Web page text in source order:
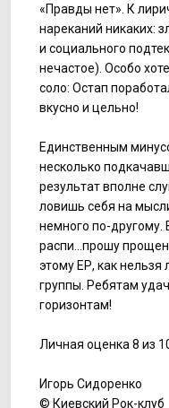
«Правды нет». К
нареканий никаких:
и социального
нечастое). Особо
соло: Остап
вкусно и цельно!
Единственным
несколько
результат вполне
ловишь себя на
немного по-другому.
распи...прошу
этому ЕР, как нельзя
группы. Ребятам
горизонтам!
Личная оценка 8 из
Игорь Сидоренко
© Киевский Рок-клуб